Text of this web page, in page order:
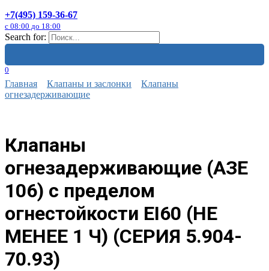
+7(495) 159-36-67
с 08:00 до 18:00
Search for:
0
Главная Клапаны и заслонки
Клапаны
огнезадерживающие
Клапаны
огнезадерживающие (АЗЕ
106) с пределом
огнестойкости EI60 (НЕ
МЕНЕЕ 1 Ч) (СЕРИЯ 5.904-
70.93)